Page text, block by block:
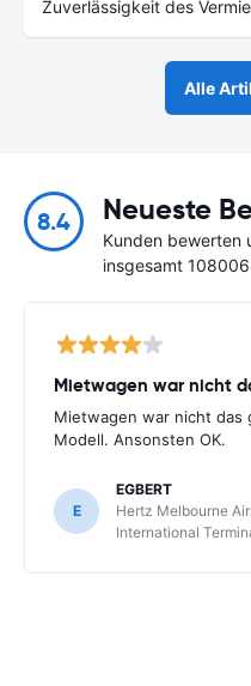
Zuverlässigkeit des
Alle
8.4 Neueste
Kunden bewerten
insgesamt
Mietwagen war nicht
Mietwagen war nicht das
Modell. Ansonsten OK.
E
EGBERT
Hertz Melbourne
International